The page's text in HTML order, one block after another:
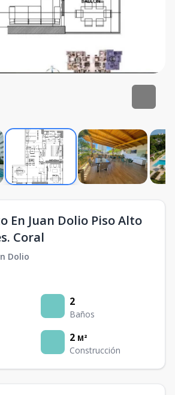
En Juan Dolio Piso Alto
Coral
Dolio
2
Baños
2 M²
Construcción